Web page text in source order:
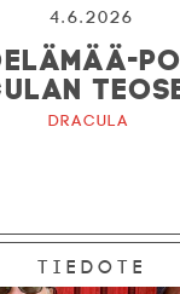
4.6.2026
Dracula
Tiedote